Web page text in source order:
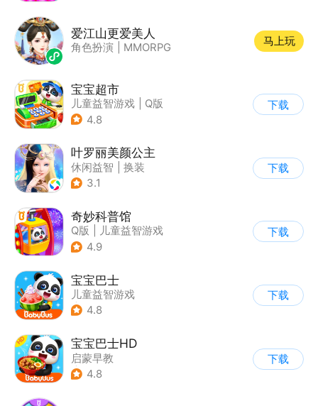
爱江山更爱美人
角色扮演 MMORPG
马上玩
宝宝超市
儿童益智游戏
Q版
4.8
下载
叶罗丽美颜公主
休闲益智
换装
| 动漫改编
3.1
下载
奇妙科普馆
Q版
儿童益智游戏
4.9
下载
宝宝巴士
儿童益智游戏
| 启蒙早教
4.8
下载
宝宝巴士HD
启蒙早教
| 儿童益智游戏
4.8
下载